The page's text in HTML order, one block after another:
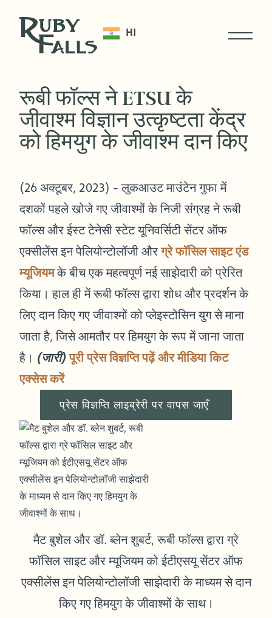
HI
रूबी फॉल्स ने ETSU के
जीवाश्म विज्ञान उत्कृष्टता केंद्र
को हिमयुग के जीवाश्म दान किए
(26 अक्टूबर, 2023) - लुकआउट माउंटेन गुफा में
दशकों पहले खोजे गए जीवाश्मों के निजी संग्रह ने रूबी
फॉल्स और ईस्ट टेनेसी स्टेट यूनिवर्सिटी सेंटर ऑफ
एक्सीलेंस इन पेलियोन्टोलॉजी औरग्रे फॉसिल साइट एंड
म्यूजियमके बीच एक महत्वपूर्ण नई साझेदारी को प्रेरित
किया। हाल ही में रूबी फॉल्स द्वारा शोध और प्रदर्शन के
लिए दान किए गए जीवाश्मों को प्लेइस्टोसिन युग से माना
जाता है, जिसे आमतौर पर हिमयुग के रूप में जाना जाता
है। (जारी) पूरी प्रेस विज्ञप्ति पढ़ें और मीडिया किट
एक्सेस करें
प्रेस विज्ञप्ति लाइब्रेरी पर वापस जाएँ
मैट बुशेल और डॉ. ब्लेन शुबर्ट, रूबी फॉल्स द्वारा ग्रे
फॉसिल साइट और म्यूजियम को ईटीएसयू सेंटर ऑफ
एक्सीलेंस इन पेलियोन्टोलॉजी साझेदारी के माध्यम से दान
किए गए हिमयुग के जीवाश्मों के साथ।